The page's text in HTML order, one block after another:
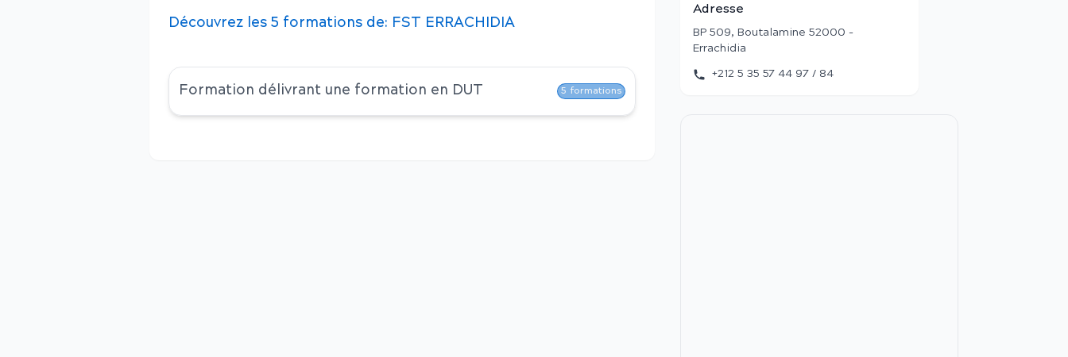
Découvrez les 5 formations de: FST ERRACHIDIA
Formation délivrant une formation en DUT 5 formations
Adresse
BP 509, Boutalamine 52000 -
Errachidia
+212 5 35 57 44 97 / 84